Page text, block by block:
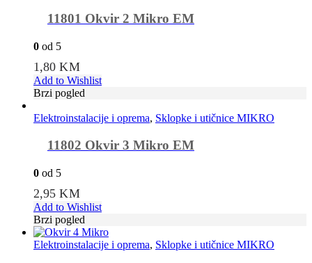
11801 Okvir 2 Mikro EM
0 od 5
1,80KM
Add to Wishlist
Brzi pogled
Elektroinstalacije i oprema, Sklopke i utičnice MIKRO
11802 Okvir 3 Mikro EM
0 od 5
2,95KM
Add to Wishlist
Brzi pogled
Elektroinstalacije i oprema, Sklopke i utičnice MIKRO